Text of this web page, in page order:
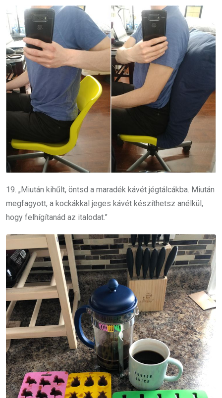
19. „Miután kihűlt, öntsd a maradék kávét jégtálcákba. Miután
megfagyott, a kockákkal jeges kávét készíthetsz anélkül,
hogy felhígítanád az italodat.”